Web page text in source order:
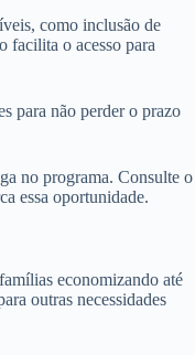
como inclusão de
facilita o acesso para
para não perder o prazo
no programa. Consulte o
essa oportunidade.
economizando até
outras necessidades